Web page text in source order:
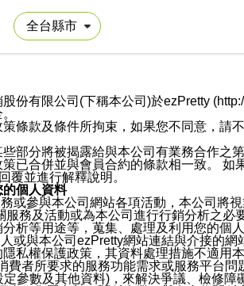
份有限公司(下稱本公司)於ezPretty
條款及條件所拘束，如果您不同意，請
部分將被揭露給與本公司有業務合作
已合併並與會員合約的條款相一致。
覆並進行解釋說明。
個人資料
或參與本公司網站各項活動，本公司將
務及活動或為本公司進行行銷分析之
析等用途等，蒐集、處理及利用您的個人
或與本公司ezPretty網站連結與介接的
私權保護政策，其資料處理措施不適用
費者所要求的服務功能需求或服務平台
參數及其他資料)，來解決爭議、檢修